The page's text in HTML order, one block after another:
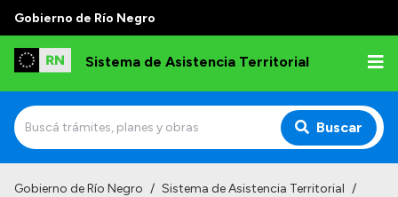
Gobierno de Río Negro
Sistema de Asistencia Territorial
Buscar
Gobierno de Río Negro / Sistema de Asistencia Territorial /